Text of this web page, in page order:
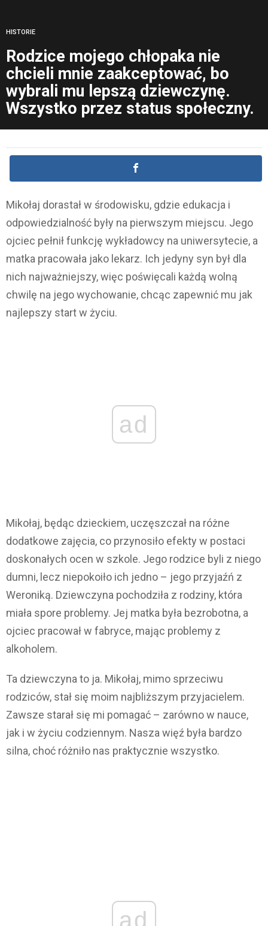
HISTORIE
Rodzice mojego chłopaka nie
chcieli mnie zaakceptować, bo
wybrali mu lepszą dziewczynę.
Wszystko przez status społeczny.
Mikołaj dorastał w środowisku, gdzie edukacja i
odpowiedzialność były na pierwszym miejscu. Jego
ojciec pełnił funkcję wykładowcy na uniwersytecie, a
matka pracowała jako lekarz. Ich jedyny syn był dla
nich najważniejszy, więc poświęcali każdą wolną
chwilę na jego wychowanie, chcąc zapewnić mu jak
najlepszy start w życiu.
ad
Mikołaj, będąc dzieckiem, uczęszczał na różne
dodatkowe zajęcia, co przynosiło efekty w postaci
doskonałych ocen w szkole. Jego rodzice byli z niego
dumni, lecz niepokoiło ich jedno – jego przyjaźń z
Weroniką. Dziewczyna pochodziła z rodziny, która
miała spore problemy. Jej matka była bezrobotna, a
ojciec pracował w fabryce, mając problemy z
alkoholem.
Ta dziewczyna to ja. Mikołaj, mimo sprzeciwu
rodziców, stał się moim najbliższym przyjacielem.
Zawsze starał się mi pomagać – zarówno w nauce,
jak i w życiu codziennym. Nasza więź była bardzo
silna, choć różniło nas praktycznie wszystko.
ad